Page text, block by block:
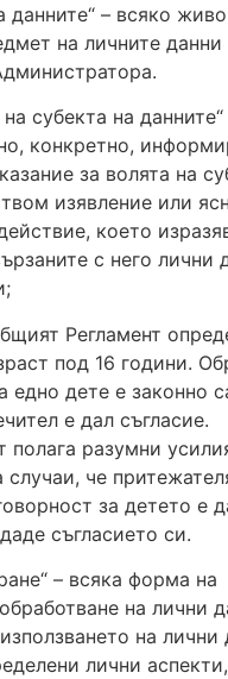
данните“ – всяко
на личните данни
субекта на
конкретно,
за волята на
изявление или
което
с него лични
Регламент
под 16 години.
едно дете е законно
е дал съгласие.
полага разумни
че
за детето е
съгласието си.
– всяка форма на
на лични
на лични
лични